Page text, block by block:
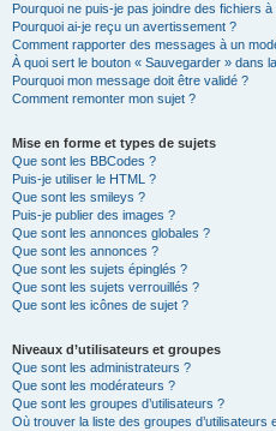
Pourquoi ne puis-je pas joindre des fichiers
Pourquoi ai-je reçu un avertissement ?
Comment rapporter des messages à un
À quoi sert le bouton « Sauvegarder » dans
Pourquoi mon message doit être validé ?
Comment remonter mon sujet ?
Mise en forme et types de sujets
Que sont les BBCodes ?
Puis-je utiliser le HTML ?
Que sont les smileys ?
Puis-je publier des images ?
Que sont les annonces globales ?
Que sont les annonces ?
Que sont les sujets épinglés ?
Que sont les sujets verrouillés ?
Que sont les icônes de sujet ?
Niveaux d’utilisateurs et groupes
Que sont les administrateurs ?
Que sont les modérateurs ?
Que sont les groupes d’utilisateurs ?
Où trouver la liste des groupes d’utilisateurs